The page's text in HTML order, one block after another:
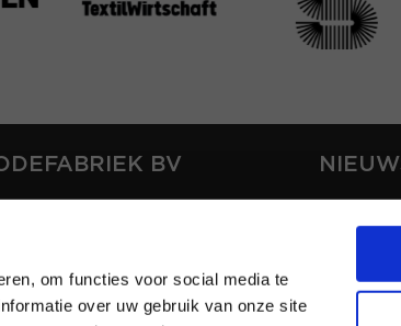
om functies voor social media te
over uw gebruik van onze site
BV
laatste